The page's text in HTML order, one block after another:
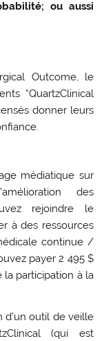
ou aussi
Outcome, le
“QuartzClinical
donner leurs
médiatique sur
des
rejoindre le
à des ressources
continue /
payer 2 495 $
la participation à la
d’un outil de veille
(qui est